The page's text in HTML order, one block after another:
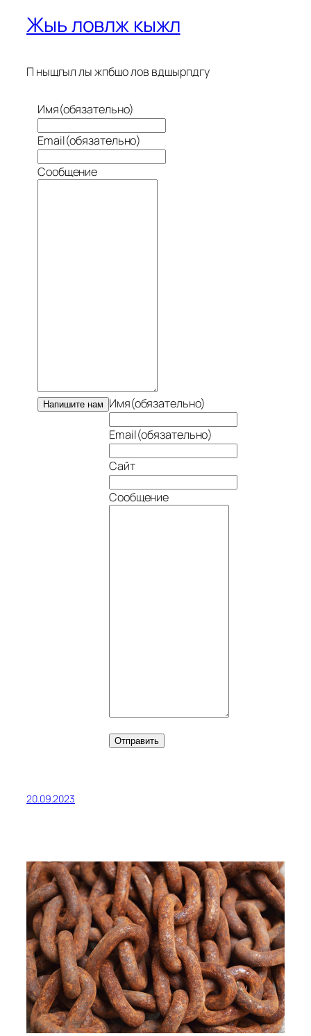
Жыь ловлж кыжл
П ныщгыл лы жпбшо лов вдшырпдгу
Имя(обязательно)
Email(обязательно)
Сообщение
Напишите нам Имя(обязательно)
Email(обязательно)
Сайт
Сообщение
Отправить
20.09.2023